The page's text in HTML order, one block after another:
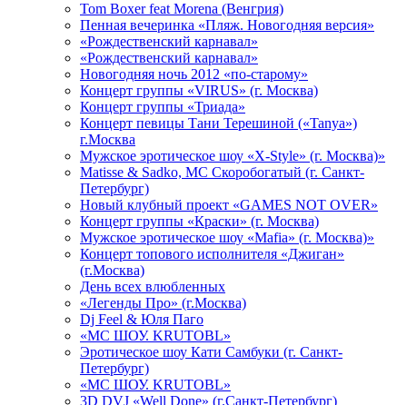
Tom Boxer feat Morena (Венгрия)
Пенная вечеринка «Пляж. Новогодняя версия»
«Рождественский карнавал»
«Рождественский карнавал»
Новогодняя ночь 2012 «по-старому»
Концерт группы «VIRUS» (г. Москва)
Концерт группы «Триада»
Концерт певицы Тани Терешиной («Tanya»)
г.Москва
Мужское эротическое шоу «X-Style» (г. Москва)»
Matissе & Sadko, MC Скоробогатый (г. Санкт-
Петербург)
Новый клубный проект «GAMES NOT OVER»
Концерт группы «Краски» (г. Москва)
Мужское эротическое шоу «Mafia» (г. Москва)»
Концерт топового исполнителя «Джиган»
(г.Москва)
День всех влюбленных
«Легенды Про» (г.Москва)
Dj Feel & Юля Паго
«МС ШОУ. KRUTOBL»
Эротическое шоу Кати Самбуки (г. Санкт-
Петербург)
«МС ШОУ. KRUTOBL»
3D DVJ «Well Done» (г.Санкт-Петербург)